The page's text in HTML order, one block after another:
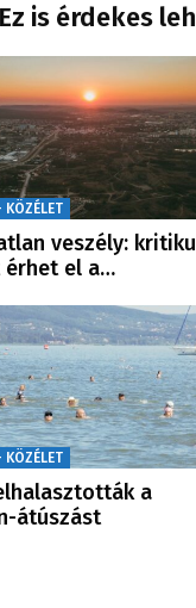
Ez is érdekes
KÖZÉLET
veszély:
el a…
KÖZÉLET
a
átúszást